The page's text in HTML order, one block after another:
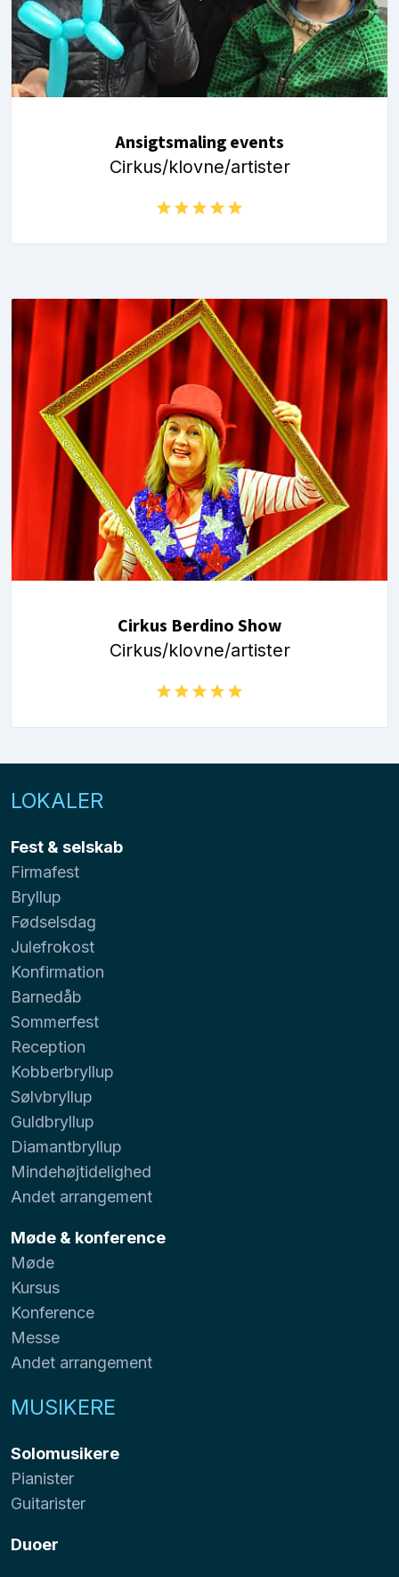
Ansigtsmaling events
Cirkus/klovne/artister
Cirkus Berdino Show
Cirkus/klovne/artister
LOKALER
Fest & selskab
Firmafest
Bryllup
Fødselsdag
Julefrokost
Konfirmation
Barnedåb
Sommerfest
Reception
Kobberbryllup
Sølvbryllup
Guldbryllup
Diamantbryllup
Mindehøjtidelighed
Andet arrangement
Møde & konference
Møde
Kursus
Konference
Messe
Andet arrangement
MUSIKERE
Solomusikere
Pianister
Guitarister
Duoer